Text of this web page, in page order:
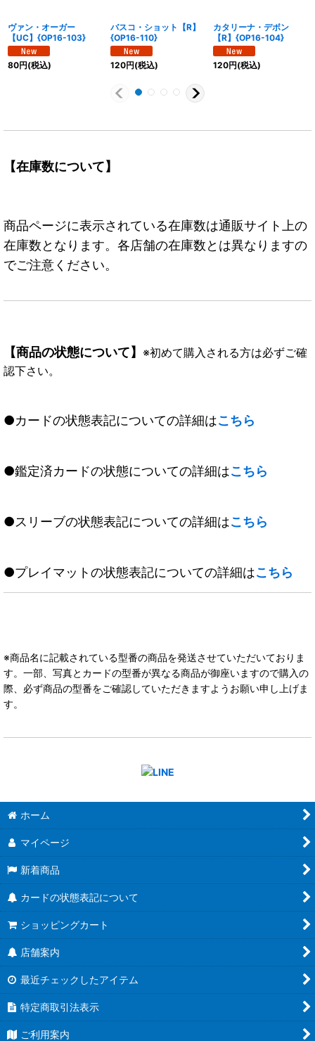
ヴァン・オーガー
【UC】{OP16-103}
80円(税込)
バスコ・ショット【R】
{OP16-110}
120円(税込)
カタリーナ・デボン
【R】{OP16-104}
120円(税込)
【在庫数について】
商品ページに表示されている在庫数は通販サイト上の
在庫数となります。各店舗の在庫数とは異なりますの
でご注意ください。
【商品の状態について】 ※初めて購入される方は必ずご確
認下さい。
●カードの状態表記についての詳細はこちら
●鑑定済カードの状態についての詳細はこちら
●スリーブの状態表記についての詳細はこちら
●プレイマットの状態表記についての詳細はこちら
※商品名に記載されている型番の商品を発送させていただいておりま
す。一部、写真とカードの型番が異なる商品が御座いますので購入の
際、必ず商品の型番をご確認していただきますようお願い申し上げま
す。
ホーム
マイページ
新着商品
カードの状態表記について
ショッピングカート
店舗案内
最近チェックしたアイテム
特定商取引法表示
ご利用案内